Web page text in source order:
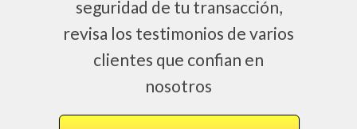
seguridad de tu transacción,
revisa los testimonios de varios
clientes que confian en
nosotros